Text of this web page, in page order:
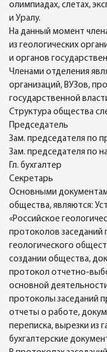
олимпиадах, слетах,
и Уралу.
На данный момент
из геологических
и органов
Членами отделения
организаций, ВУЗов,
государственной
Структура общества
Председатель
Зам. председателя по
Зам. председателя по
Гл. бухгалтер
Секретарь
Основными
общества, являются:
«Российское
протоколов заседаний
геологического
создании общества,
протокол отчетно-
основной
протоколы заседаний
отчеты о работе,
переписка, вырезки из
бухгалтерские